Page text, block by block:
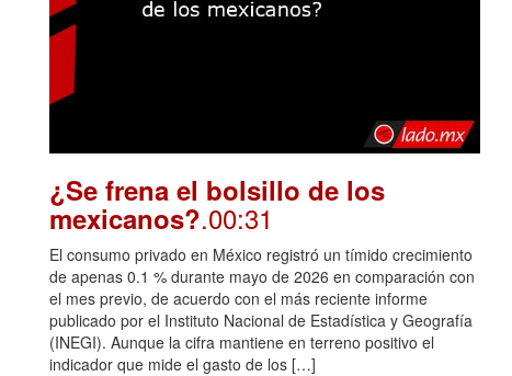
¿Se frena el bolsillo de los
mexicanos?.00:31
El consumo privado en México registró un tímido crecimiento
de apenas 0.1 % durante mayo de 2026 en comparación con
el mes previo, de acuerdo con el más reciente informe
publicado por el Instituto Nacional de Estadística y Geografía
(INEGI). Aunque la cifra mantiene en terreno positivo el
indicador que mide el gasto de los […]